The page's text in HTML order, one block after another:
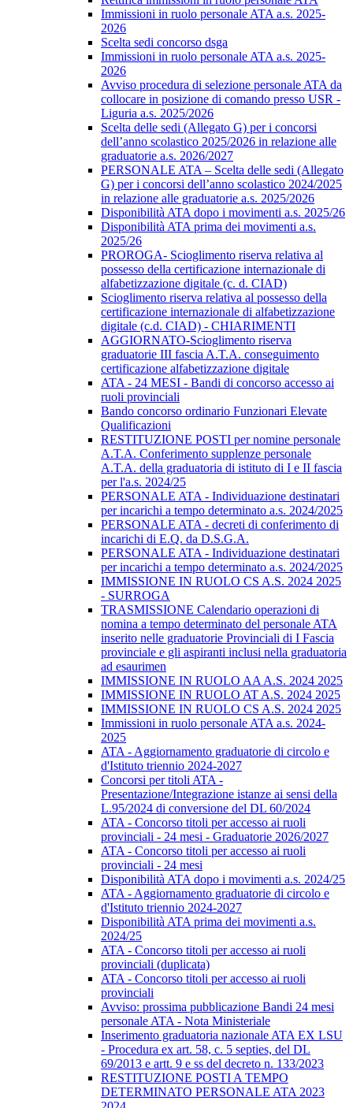
Immissioni in ruolo personale ATA a.s. 2025-
2026
Scelta sedi concorso dsga
Immissioni in ruolo personale ATA a.s. 2025-
2026
Avviso procedura di selezione personale ATA da
collocare in posizione di comando presso USR -
Liguria a.s. 2025/2026
Scelta delle sedi (Allegato G) per i concorsi
dell’anno scolastico 2025/2026 in relazione alle
graduatorie a.s. 2026/2027
PERSONALE ATA – Scelta delle sedi (Allegato
G) per i concorsi dell’anno scolastico 2024/2025
in relazione alle graduatorie a.s. 2025/2026
Disponibilità ATA dopo i movimenti a.s. 2025/26
Disponibilità ATA prima dei movimenti a.s.
2025/26
PROROGA- Scioglimento riserva relativa al
possesso della certificazione internazionale di
alfabetizzazione digitale (c. d. CIAD)
Scioglimento riserva relativa al possesso della
certificazione internazionale di alfabetizzazione
digitale (c.d. CIAD) - CHIARIMENTI
AGGIORNATO-Scioglimento riserva
graduatorie III fascia A.T.A. conseguimento
certificazione alfabetizzazione digitale
ATA - 24 MESI - Bandi di concorso accesso ai
ruoli provinciali
Bando concorso ordinario Funzionari Elevate
Qualificazioni
RESTITUZIONE POSTI per nomine personale
A.T.A. Conferimento supplenze personale
A.T.A. della graduatoria di istituto di I e II fascia
per l'a.s. 2024/25
PERSONALE ATA - Individuazione destinatari
per incarichi a tempo determinato a.s. 2024/2025
PERSONALE ATA - decreti di conferimento di
incarichi di E.Q. da D.S.G.A.
PERSONALE ATA - Individuazione destinatari
per incarichi a tempo determinato a.s. 2024/2025
IMMISSIONE IN RUOLO CS A.S. 2024 2025
- SURROGA
TRASMISSIONE Calendario operazioni di
nomina a tempo determinato del personale ATA
inserito nelle graduatorie Provinciali di I Fascia
provinciale e gli aspiranti inclusi nella graduatoria
ad esaurimen
IMMISSIONE IN RUOLO AA A.S. 2024 2025
IMMISSIONE IN RUOLO AT A.S. 2024 2025
IMMISSIONE IN RUOLO CS A.S. 2024 2025
Immissioni in ruolo personale ATA a.s. 2024-
2025
ATA - Aggiornamento graduatorie di circolo e
d'Istituto triennio 2024-2027
Concorsi per titoli ATA -
Presentazione/Integrazione istanze ai sensi della
L.95/2024 di conversione del DL 60/2024
ATA - Concorso titoli per accesso ai ruoli
provinciali - 24 mesi - Graduatorie 2026/2027
ATA - Concorso titoli per accesso ai ruoli
provinciali - 24 mesi
Disponibilità ATA dopo i movimenti a.s. 2024/25
ATA - Aggiornamento graduatorie di circolo e
d'Istituto triennio 2024-2027
Disponibilità ATA prima dei movimenti a.s.
2024/25
ATA - Concorso titoli per accesso ai ruoli
provinciali (duplicata)
ATA - Concorso titoli per accesso ai ruoli
provinciali
Avviso: prossima pubblicazione Bandi 24 mesi
personale ATA - Nota Ministeriale
Inserimento graduatoria nazionale ATA EX LSU
- Procedura ex art. 58, c. 5 septies, del DL
69/2013 e artt. 9 e ss del decreto n. 133/2023
RESTITUZIONE POSTI A TEMPO
DETERMINATO PERSONALE ATA 2023